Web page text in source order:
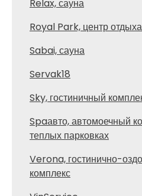
Relax, сауна
Royal Park, центр
Sabai, сауна
Servak18
Sky, гостиничный
Spaавто, автомоечный
теплых парковках
Verona, гостинично-
комплекс